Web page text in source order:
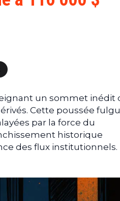
un sommet inédit
Cette poussée
par la force du
historique
des flux institutionnels.